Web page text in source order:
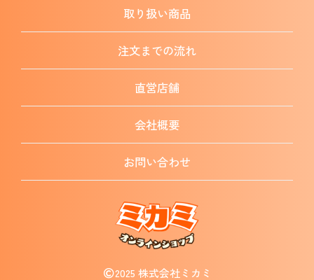
取り扱い商品
注文までの流れ
直営店舗
会社概要
お問い合わせ
2025 株式会社ミカミ